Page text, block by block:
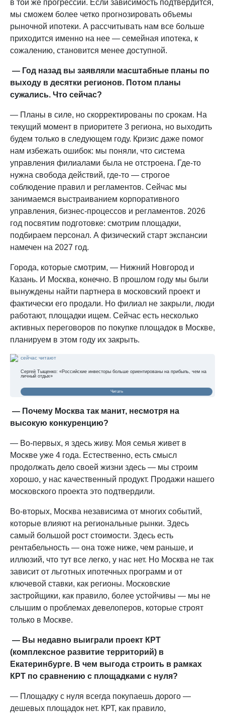
в той же прогрессии. Если зависимость подтвердится,
мы сможем более четко прогнозировать объемы
рыночной ипотеки. А рассчитывать нам все больше
приходится именно на нее — семейная ипотека, к
сожалению, становится менее доступной.
— Год назад вы заявляли масштабные планы по
выходу в десятки регионов. Потом планы
сужались. Что сейчас?
— Планы в силе, но скорректированы по срокам. На
текущий момент в приоритете 3 региона, но выходить
будем только в следующем году. Кризис даже помог
нам избежать ошибок: мы поняли, что система
управления филиалами была не отстроена. Где-то
нужна свобода действий, где-то — строгое
соблюдение правил и регламентов. Сейчас мы
занимаемся выстраиванием корпоративного
управления, бизнес-процессов и регламентов. 2026
год посвятим подготовке: смотрим площадки,
подбираем персонал. А физический старт экспансии
намечен на 2027 год.
Города, которые смотрим, — Нижний Новгород и
Казань. И Москва, конечно. В прошлом году мы были
вынуждены найти партнера в московский проект и
фактически его продали. Но филиал не закрыли, люди
работают, площадки ищем. Сейчас есть несколько
активных переговоров по покупке площадок в Москве,
планируем в этом году их закрыть.
сейчас читают
Сергей Тыщенко: «Российские инвесторы больше ориентированы на прибыль, чем на
личный отдых»
Читать
— Почему Москва так манит, несмотря на
высокую конкуренцию?
— Во-первых, я здесь живу. Моя семья живет в
Москве уже 4 года. Естественно, есть смысл
продолжать дело своей жизни здесь — мы строим
хорошо, у нас качественный продукт. Продажи нашего
московского проекта это подтвердили.
Во-вторых, Москва независима от многих событий,
которые влияют на региональные рынки. Здесь
самый большой рост стоимости. Здесь есть
рентабельность — она тоже ниже, чем раньше, и
иллюзий, что тут все легко, у нас нет. Но Москва не так
зависит от льготных ипотечных программ и от
ключевой ставки, как регионы. Московские
застройщики, как правило, более устойчивы — мы не
слышим о проблемах девелоперов, которые строят
только в Москве.
— Вы недавно выиграли проект КРТ
(комплексное развитие территорий) в
Екатеринбурге. В чем выгода строить в рамках
КРТ по сравнению с площадками с нуля?
— Площадку с нуля всегда покупаешь дорого —
дешевых площадок нет. КРТ, как правило,